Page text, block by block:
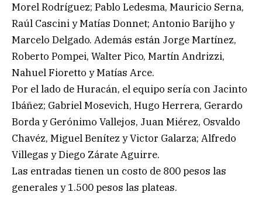
Morel Rodríguez; Pablo Ledesma, Mauricio Serna,
Raúl Cascini y Matías Donnet; Antonio Barijho y
Marcelo Delgado. Además están Jorge Martínez,
Roberto Pompei, Walter Pico, Martín Andrizzi,
Nahuel Fioretto y Matías Arce.
Por el lado de Huracán, el equipo sería con Jacinto
Ibáñez; Gabriel Mosevich, Hugo Herrera, Gerardo
Borda y Gerónimo Vallejos, Juan Miérez, Osvaldo
Chavéz, Miguel Benítez y Victor Galarza; Alfredo
Villegas y Diego Zárate Aguirre.
Las entradas tienen un costo de 800 pesos las
generales y 1.500 pesos las plateas.